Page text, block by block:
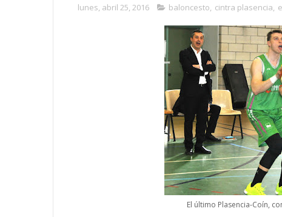
lunes, abril 25, 2016 baloncesto, cintra plasencia,
El último Plasencia-Coín,